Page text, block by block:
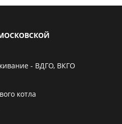
- ВДГО, ВКГО
котла